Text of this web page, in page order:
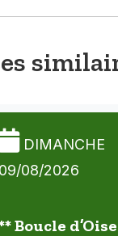
DIMANCHE
09/08/2026
Boucle